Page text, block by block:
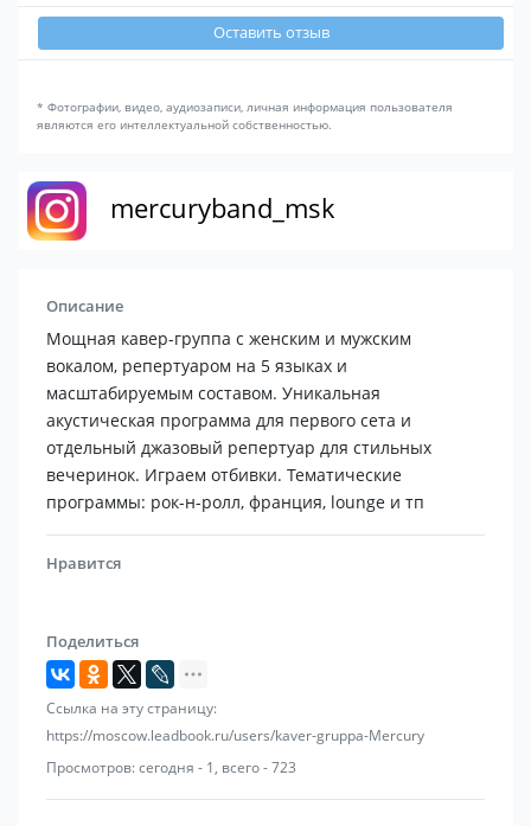
Оставить отзыв
* Фотографии, видео, аудиозаписи, личная информация пользователя
являются его интеллектуальной собственностью.
mercuryband_msk
Описание
Мощная кавер-группа с женским и мужским
вокалом, репертуаром на 5 языках и
масштабируемым составом. Уникальная
акустическая программа для первого сета и
отдельный джазовый репертуар для стильных
вечеринок. Играем отбивки. Тематические
программы: рок-н-ролл, франция, lounge и тп
Нравится
Поделиться
Ссылка на эту страницу:
https://moscow.leadbook.ru/users/kaver-gruppa-Mercury
Просмотров: сегодня - 1, всего - 723